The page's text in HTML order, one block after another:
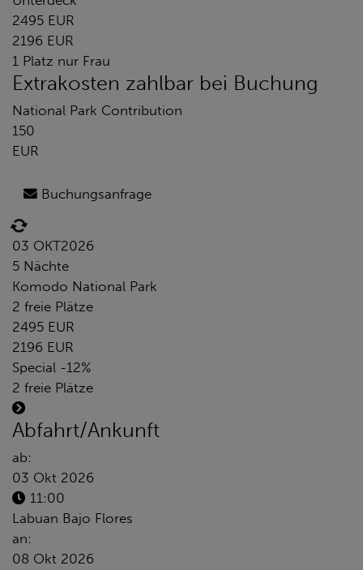
2495 EUR
2196 EUR
1 Platz nur Frau
Extrakosten zahlbar bei Buchung
National Park Contribution
150
EUR
Buchungsanfrage
03 OKT2026
5 Nächte
Komodo National Park
2 freie Plätze
2495 EUR
2196 EUR
Special -12%
2 freie Plätze
Abfahrt/Ankunft
ab:
03 Okt 2026
11:00
Labuan Bajo Flores
an:
08 Okt 2026